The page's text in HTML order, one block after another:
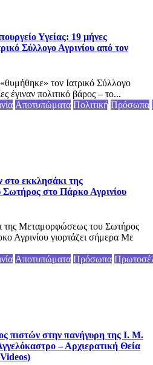
Υγείας: 19 μήνες
Σύλλογο Αγρινίου από τον
τον Ιατρικό Σύλλογο
έγιναν πολιτικό βάρος – το...
Αποτυπώματα Πολιτική Πρόσωπα
εκκλησάκι της
στο Πάρκο Αγρινίου
της Μεταμορφώσεως του Σωτήρος
Αγρινίου γιορτάζει σήμερα Με
Αποτυπώματα Πρόσωπα
πιστών στην πανήγυρη της Ι. Μ.
– Αρχιερατική Θεία